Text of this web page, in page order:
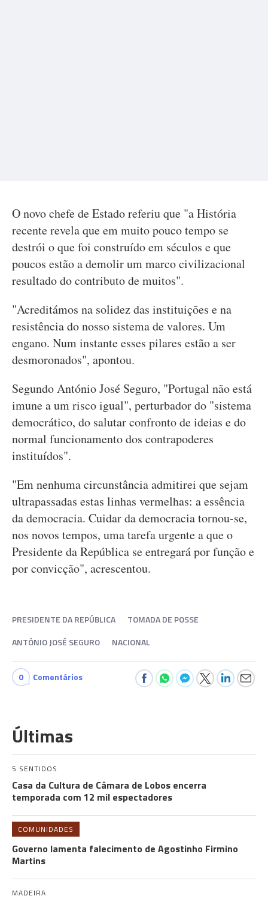
O novo chefe de Estado referiu que "a História
recente revela que em muito pouco tempo se
destrói o que foi construído em séculos e que
poucos estão a demolir um marco civilizacional
resultado do contributo de muitos".
"Acreditámos na solidez das instituições e na
resistência do nosso sistema de valores. Um
engano. Num instante esses pilares estão a ser
desmoronados", apontou.
Segundo António José Seguro, "Portugal não está
imune a um risco igual", perturbador do "sistema
democrático, do salutar confronto de ideias e do
normal funcionamento dos contrapoderes
instituídos".
"Em nenhuma circunstância admitirei que sejam
ultrapassadas estas linhas vermelhas: a essência
da democracia. Cuidar da democracia tornou-se,
nos novos tempos, uma tarefa urgente a que o
Presidente da República se entregará por função e
por convicção", acrescentou.
PRESIDENTE DA REPÚBLICA
TOMADA DE POSSE
ANTÓNIO JOSÉ SEGURO
NACIONAL
0 Comentários
Últimas
5 SENTIDOS
Casa da Cultura de Câmara de Lobos encerra
temporada com 12 mil espectadores
COMUNIDADES
Governo lamenta falecimento de Agostinho Firmino
Martins
MADEIRA